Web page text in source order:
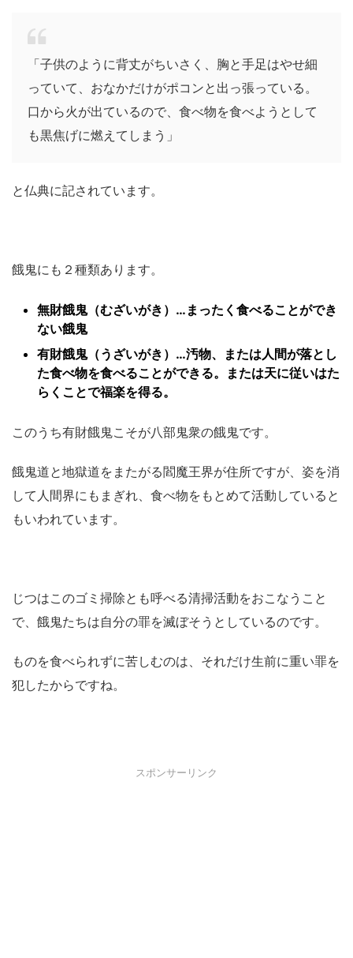
「子供のように背丈がちいさく、胸と手足はやせ細
っていて、おなかだけがポコンと出っ張っている。
口から火が出ているので、食べ物を食べようとして
も黒焦げに燃えてしまう」
と仏典に記されています。
餓鬼にも２種類あります。
無財餓鬼（むざいがき）…まったく食べることができ
ない餓鬼
有財餓鬼（うざいがき）…汚物、または人間が落とし
た食べ物を食べることができる。または天に従いはた
らくことで福楽を得る。
このうち有財餓鬼こそが八部鬼衆の餓鬼です。
餓鬼道と地獄道をまたがる閻魔王界が住所ですが、姿を消
して人間界にもまぎれ、食べ物をもとめて活動していると
もいわれています。
じつはこのゴミ掃除とも呼べる清掃活動をおこなうこと
で、餓鬼たちは自分の罪を滅ぼそうとしているのです。
ものを食べられずに苦しむのは、それだけ生前に重い罪を
犯したからですね。
スポンサーリンク